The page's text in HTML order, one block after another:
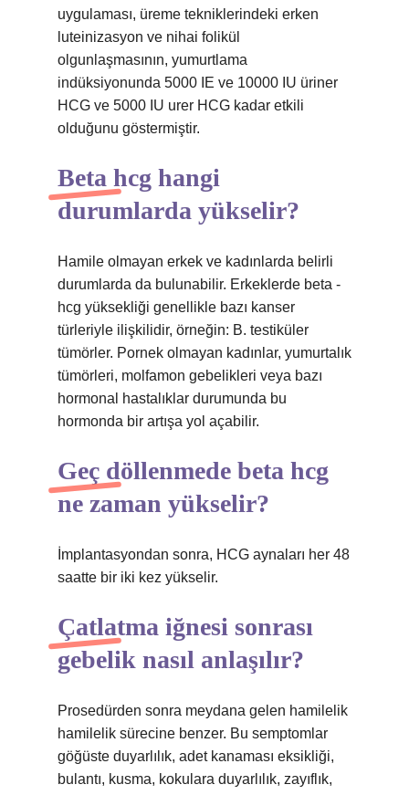
uygulaması, üreme tekniklerindeki erken
luteinizasyon ve nihai folikül
olgunlaşmasının, yumurtlama
indüksiyonunda 5000 IE ve 10000 IU üriner
HCG ve 5000 IU urer HCG kadar etkili
olduğunu göstermiştir.
Beta hcg hangi
durumlarda yükselir?
Hamile olmayan erkek ve kadınlarda belirli
durumlarda da bulunabilir. Erkeklerde beta -
hcg yüksekliği genellikle bazı kanser
türleriyle ilişkilidir, örneğin: B. testiküler
tümörler. Pornek olmayan kadınlar, yumurtalık
tümörleri, molfamon gebelikleri veya bazı
hormonal hastalıklar durumunda bu
hormonda bir artışa yol açabilir.
Geç döllenmede beta hcg
ne zaman yükselir?
İmplantasyondan sonra, HCG aynaları her 48
saatte bir iki kez yükselir.
Çatlatma iğnesi sonrası
gebelik nasıl anlaşılır?
Prosedürden sonra meydana gelen hamilelik
hamilelik sürecine benzer. Bu semptomlar
göğüste duyarlılık, adet kanaması eksikliği,
bulantı, kusma, kokulara duyarlılık, zayıflık,